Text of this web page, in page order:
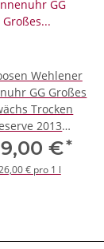
Wehlener
GG Großes
Trocken
2013
€*
€ pro 1 l